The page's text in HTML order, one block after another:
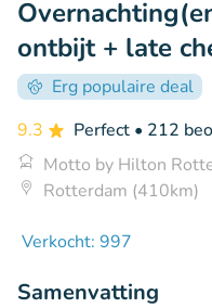
ontbijt + late
Erg populaire deal
9.3
Perfect • 212
Motto by Hilton
Rotterdam (410km)
Verkocht: 997
Samenvatting